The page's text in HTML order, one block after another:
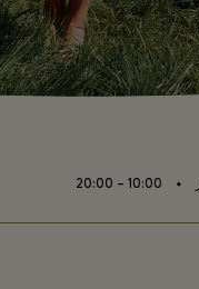
⬩
10:00 – 20:00